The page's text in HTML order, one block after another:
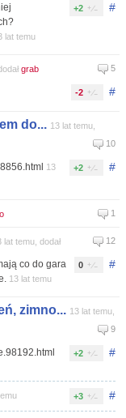
#
+2
lat temu
grab 5
#
-2
do... 13 lat temu,
10
#
+2
13
1
lat temu, dodał 12
#
0
co do gara
13 lat temu
zimno... 13 lat temu,
9
#
+2
#
+3